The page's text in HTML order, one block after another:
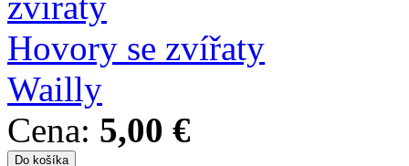
Hovory se zvířaty
Wailly
Cena: 5,00 €